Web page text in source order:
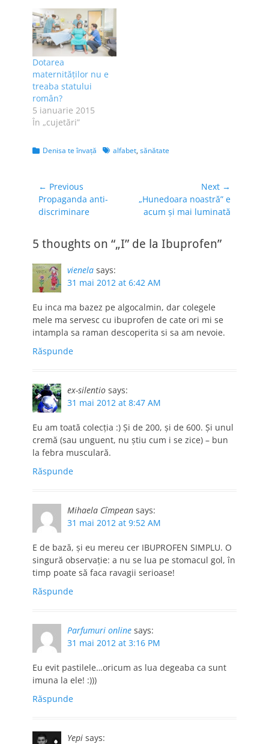
Dotarea
maternităţilor nu e
treaba statului
român?
5 ianuarie 2015
În „cujetări”
Categories
Denisa te învaţă Tagsalfabet, sănătate
Navigare
în
articole
← Previous
Previous
post:
Propaganda anti-
discriminare
Next →
Next
post:
„Hunedoara noastră” e
acum şi mai luminată
5 thoughts on “„I” de la Ibuprofen”
vienela says:
31 mai 2012 at 6:42 AM
Eu inca ma bazez pe algocalmin, dar colegele
mele ma servesc cu ibuprofen de cate ori mi se
intampla sa raman descoperita si sa am nevoie.
Răspunde
ex-silentio says:
31 mai 2012 at 8:47 AM
Eu am toată colecția :) Și de 200, și de 600. Și unul
cremă (sau unguent, nu știu cum i se zice) – bun
la febra musculară.
Răspunde
Mihaela Cîmpean says:
31 mai 2012 at 9:52 AM
E de bază, şi eu mereu cer IBUPROFEN SIMPLU. O
singură observaţie: a nu se lua pe stomacul gol, în
timp poate să faca ravagii serioase!
Răspunde
Parfumuri online says:
31 mai 2012 at 3:16 PM
Eu evit pastilele…oricum as lua degeaba ca sunt
imuna la ele! :)))
Răspunde
Yepi says: